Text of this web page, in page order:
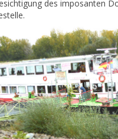
des imposanten